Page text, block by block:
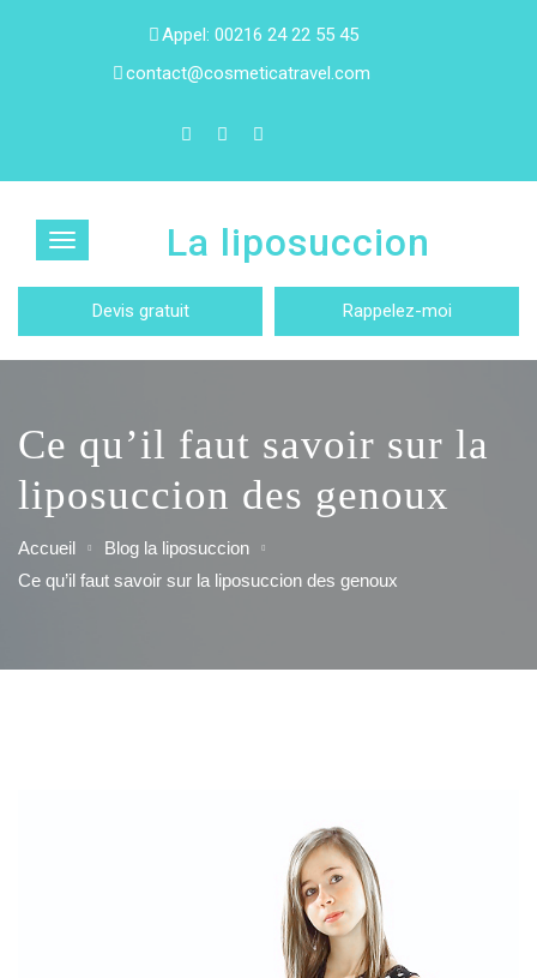
Appel: 00216 24 22 55 45
contact@cosmeticatravel.com
La liposuccion
Devis gratuit Rappelez-moi
Ce qu’il faut savoir sur la
liposuccion des genoux
Accueil
Blog la liposuccion
Ce qu’il faut savoir sur la liposuccion des genoux